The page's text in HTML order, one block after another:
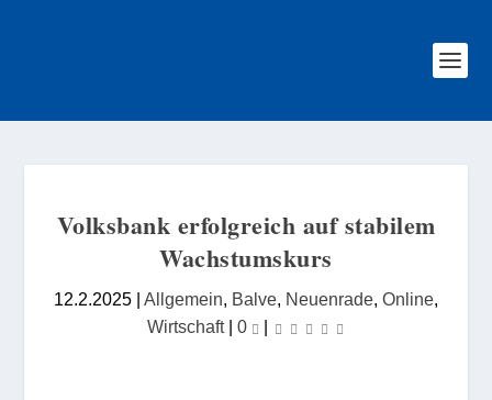
Volksbank erfolgreich auf stabilem
Wachstumskurs
12.2.2025 | Allgemein, Balve, Neuenrade, Online,
Wirtschaft| 0 |